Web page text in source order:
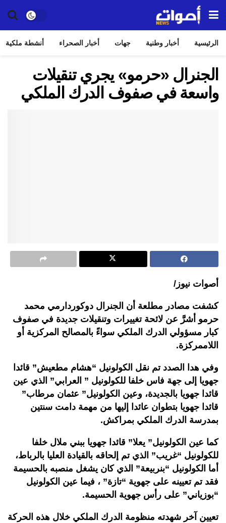
الرئيسية أخبار وطنية جهات أخبار الصحراء أنشطة ملكية
الجنرال «حرمو» يجري تنقيلات
واسعة في صفوف الدرك الملكي
أصوات نيوز/
كشفت مصادر مطلعة أن الجنرال دوكوردارمي محمد
حرمو أشرَّ عن لائحة تغييرات وتنقيلات جديدة في صفوف
كبار مسؤولي الدرك الملكي سواءً بالمصالح المركزية أو
اللاممركزة.
وفي هدا الصدد تم نقل الكولونيل “هشام مطعيش” قائدا
جهويا إلى جهة فاس خلفا للكولونيل ” العرابي” الذي عين
قائدا جهويا بالجديدة، وعين الكولونيل” عثمان مرطاب”
قائدا جهويا بتطوان عائدا إليها من مهمة دامت سنتين
بمدرسة الدرك الملكي بمراكش.
كما عين الكولونيل” يعلا” قائدا جهويا ببني ملال خلفا
للكولونيل “غريب” الذي تم إلحاقه بالقيادة العليا بالرباط،
أما الكولونيل “بنربيعة” الذي كان يشغل منصبه بالحسيمة
فقد تم تعيينه على جهوية “تازة” ، فيما عين الكولونيل
“بوزياني” على رأس جهوية الحسيمة.
تعيين آخر شهدته منظومة الدرك الملكي خلال هذه الحركة